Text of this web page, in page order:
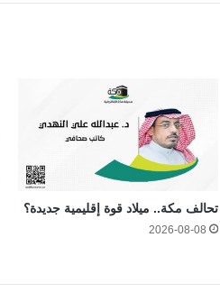
تحالف مكة.. ميلاد قوة إقليمية جديدة؟
2026-08-08